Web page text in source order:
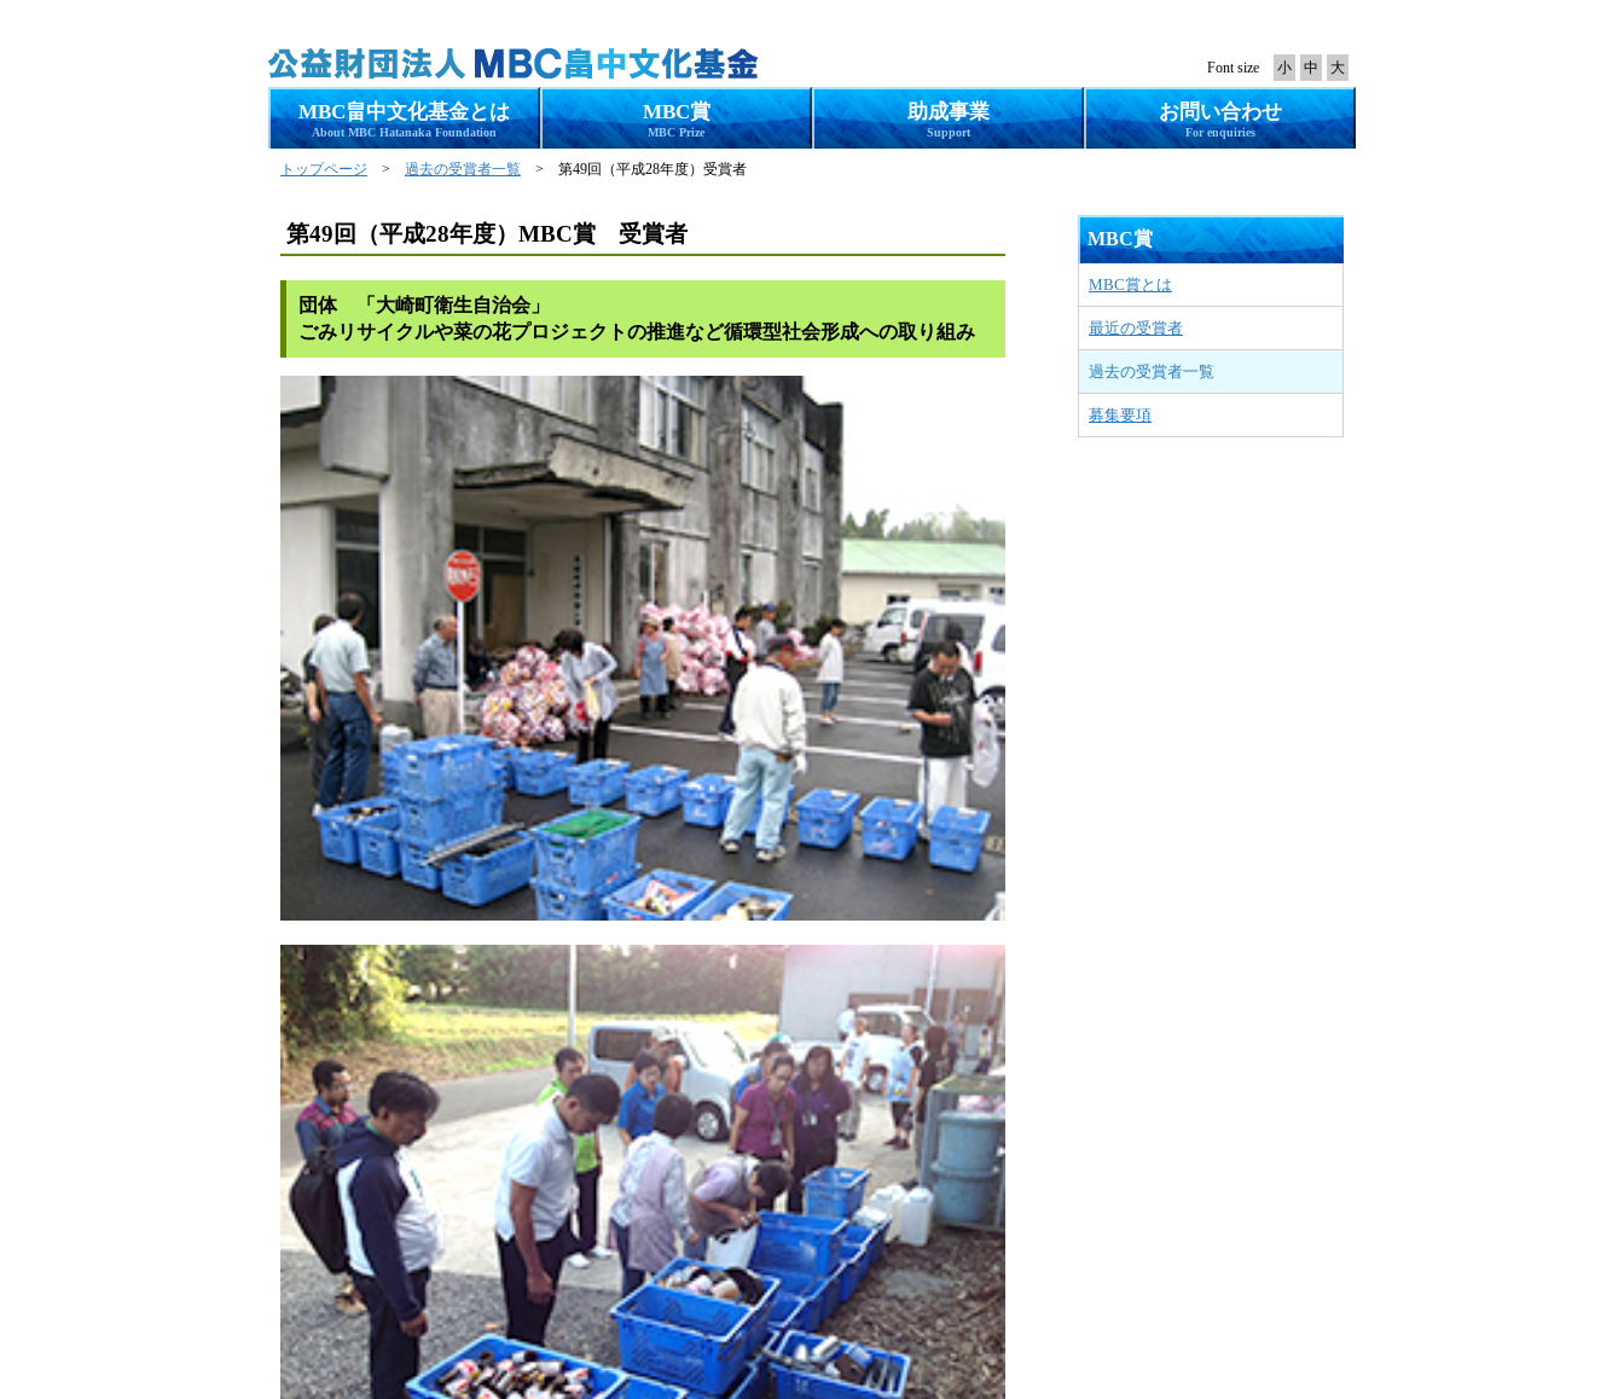
小 中 大
Font size
MBC畠中文化基金とは
About MBC Hatanaka Foundation
MBC賞
MBC Prize
助成事業
Support
お問い合わせ
For enquiries
トップページ > 過去の受賞者一覧 > 第49回（平成28年度）受賞者
第49回（平成28年度）MBC賞 受賞者
団体 「大崎町衛生自治会」
ごみリサイクルや菜の花プロジェクトの推進など循環型社会形成への取り組み
MBC賞
MBC賞とは
最近の受賞者
過去の受賞者一覧
募集要項